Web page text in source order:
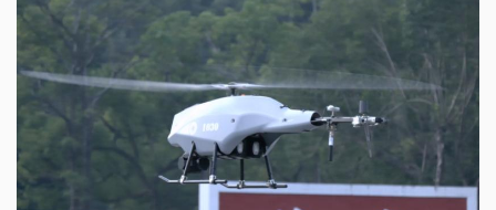
續與繼承正當性的爭議。